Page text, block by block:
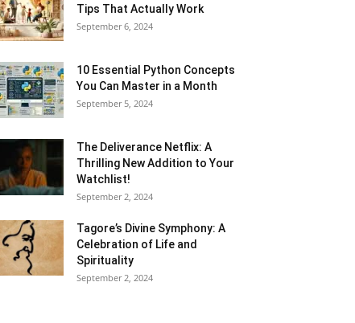
Tips That Actually Work
September 6, 2024
10 Essential Python Concepts
You Can Master in a Month
September 5, 2024
The Deliverance Netflix: A
Thrilling New Addition to Your
Watchlist!
September 2, 2024
Tagore’s Divine Symphony: A
Celebration of Life and
Spirituality
September 2, 2024